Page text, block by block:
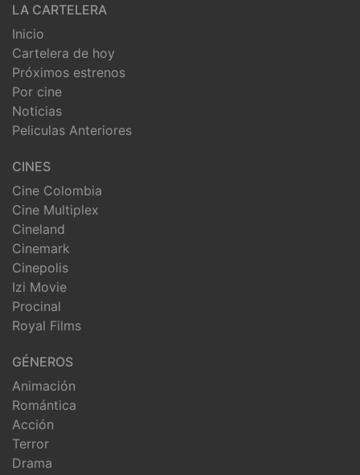
LA CARTELERA
Inicio
Cartelera de hoy
Próximos estrenos
Por cine
Noticias
Peliculas Anteriores
CINES
Cine Colombia
Cine Multiplex
Cineland
Cinemark
Cinepolis
Izi Movie
Procinal
Royal Films
GÉNEROS
Animación
Romántica
Acción
Terror
Drama